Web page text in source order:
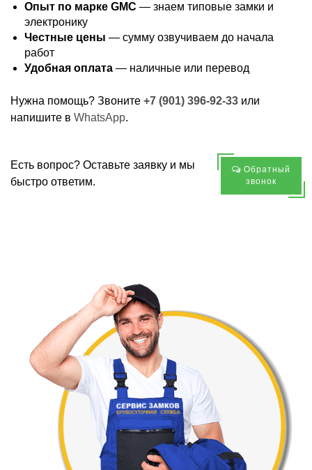
Опыт по марке GMC — знаем типовые замки и
электронику
Честные цены — сумму озвучиваем до начала
работ
Удобная оплата — наличные или перевод
Нужна помощь? Звоните +7 (901) 396-92-33 или
напишите в WhatsApp.
Есть вопрос? Оставьте заявку и мы
быстро ответим.
Обратный
звонок